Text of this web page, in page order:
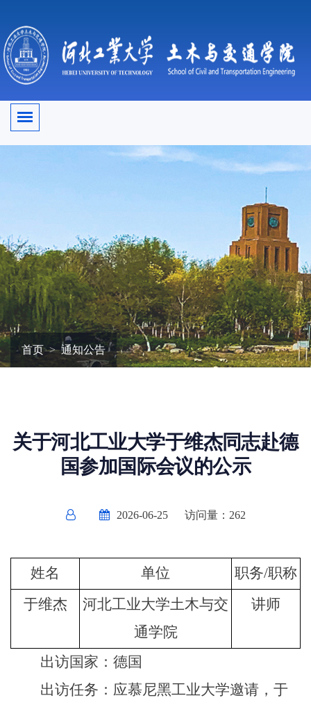
首页 通知公告
关于河北工业大学于维杰同志赴德
国参加国际会议的公示
2026-06-25 访问量： 262
姓名 单位
职务/职称
于维杰
河北工业大学土木与交
通学院
讲师
出访国家：德国
出访任务：应慕尼黑工业大学邀请，于